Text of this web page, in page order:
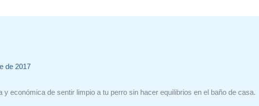
de 2017
y económica de sentir limpio a tu perro sin hacer equilibrios en el baño de casa.